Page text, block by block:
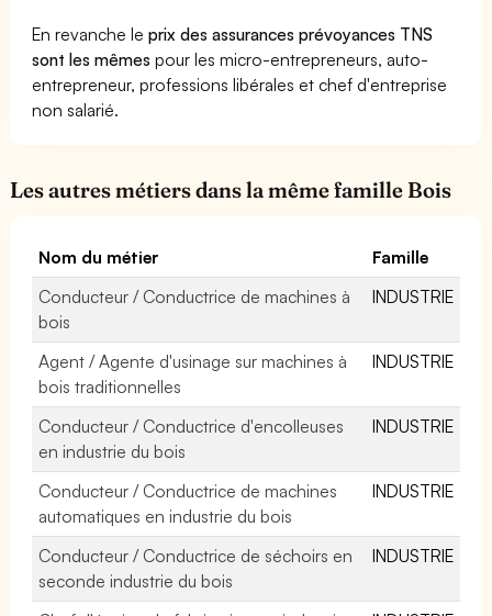
En revanche leprix des assurances prévoyances TNS
sont les mêmes pour les micro-entrepreneurs, auto-
entrepreneur, professions libérales et chef d'entreprise
non salarié.
Les autres métiers dans la même famille Bois
Nom du métier
Famille
Conducteur / Conductrice de machines à
bois
INDUSTRIE
Agent / Agente d'usinage sur machines à
bois traditionnelles
INDUSTRIE
Conducteur / Conductrice d'encolleuses
en industrie du bois
INDUSTRIE
Conducteur / Conductrice de machines
automatiques en industrie du bois
INDUSTRIE
Conducteur / Conductrice de séchoirs en
seconde industrie du bois
INDUSTRIE